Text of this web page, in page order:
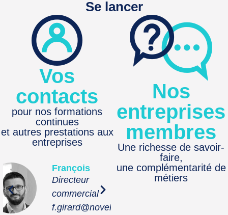
Se lancer
Vos
contacts
pour nos formations
continues
et autres prestations aux
entreprises
Renseignements
aux entreprises
c.ropars@noveha.fr
Camille
Responsable
Béatrice
Nos
entreprises
membres
Une richesse de savoir-
faire,
une complémentarité de
métiers